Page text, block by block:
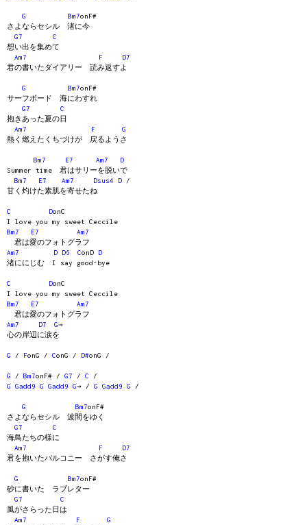
G Bm7onF#
さよならセシル 渚に今
G7
C
想い出を集めて
Am7
F
D7
君の書いたダイアリー 読み返すよ
G Bm7onF#
サーフボード 海にわすれ
G7
C
抱きあった夏の日
Am7
F
G
熱く燃えたくちづけが 戻るようさ
Bm7 E7 Am7
D
Summer time 君はサリーを脱いで
Bm7
E7 Am7 Dsus4 D /
甘く灼けた素肌を寄せたね
C DonC
I love you my sweet Ceccile
Bm7
E7
Am7
君は愛のフォトグラフ
Am7
D D6 ConD D
渚ににじむ I say good-bye
C DonC
I love you my sweet Ceccile
Bm7
E7
Am7
君は愛のフォトグラフ
Am7
D7 G→
心の岸辺に涙を
G / FonG / ConG / D#onG /
G / Bm7onF# / G7 / C /
G
Gadd9 G Gadd9 G→ / G Gadd9 G /
G Bm7onF#
さよならセシル 波間をゆく
G7
C
海鳥たちの様に
Am7
F
D7
君を抱いたバルコニー さがす俺さ
G Bm7onF#
砂に書いた ラブレター
G7
C
風がさらった日は
Am7
F
G